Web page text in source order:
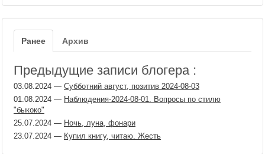
Ранее Архив
Предыдущие записи блогера :
03.08.2024 — Субботний август, позитив 2024-08-03
01.08.2024 — Наблюдения-2024-08-01. Вопросы по стилю
"быкоко"
25.07.2024 — Ночь, луна, фонари
23.07.2024 — Купил книгу, читаю. Жесть